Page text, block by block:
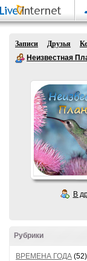
Записи Друзья
Неизвестная
В
Рубрики
ВРЕМЕНА ГОДА (52)